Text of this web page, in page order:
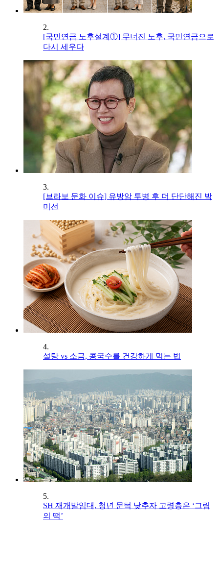
2.
[국민연금 노후설계①] 무너진 노후, 국민연금으로
다시 세우다
3.
[브라보 문화 이슈] 유방암 투병 후 더 단단해진 박
미선
4.
설탕 vs 소금, 콩국수를 건강하게 먹는 법
5.
SH 재개발임대, 청년 문턱 낮추자 고령층은 ‘그림
의 떡’